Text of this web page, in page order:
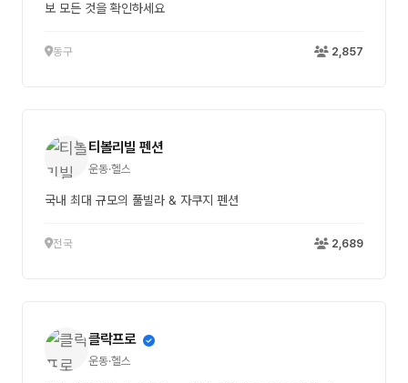
보 모든 것을 확인하세요
동구 2,857
티볼리빌 펜션
운동·헬스
국내 최대 규모의 풀빌라 & 자쿠지 펜션
전국 2,689
클락프로
운동·헬스